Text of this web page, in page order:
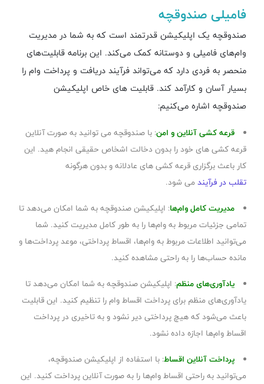
فامیلی صندوقچه
صندوقچه یک اپلیکیشن قدرتمند است که به شما در مدیریت
وام‌های فامیلی و دوستانه کمک می‌کند. این برنامه قابلیت‌های
منحصر به فردی دارد که می‌تواند فرآیند دریافت و پرداخت وام را
بسیار آسان و کارآمد کند. قابلیت های خاص اپلیکیشن
صندوقچه اشاره می‌کنیم:
قرعه کشی آنلاین و امن: با صندوقچه می توانید به صورت آنلاین
قرعه کشی های خود را بدون دخالت اشخاص حقیقی انجام هید. این
کار باعث برگزاری قرعه کشی های عادلانه و بدون هرگونه
تقلب در فرآیند می شود.
مدیریت کامل وام‌ها: اپلیکیشن صندوقچه به شما امکان می‌دهد تا
تمامی جزئیات مربوط به وام‌ها را به طور کامل مدیریت کنید. شما
می‌توانید اطلاعات مربوط به وام‌ها، اقساط پرداختی، موعد پرداخت‌ها و
مانده حساب‌ها را به راحتی مشاهده کنید.
یادآوری‌های منظم: اپلیکیشن صندوقچه به شما امکان می‌دهد تا
یادآوری‌های منظم برای پرداخت اقساط وام را تنظیم کنید. این قابلیت
باعث می‌شود که هیچ پرداختی دیر نشود و به تاخیری در پرداخت
اقساط وام‌ها اجازه داده نشود.
پرداخت آنلاین اقساط: با استفاده از اپلیکیشن صندوقچه،
می‌توانید به راحتی اقساط وام‌ها را به صورت آنلاین پرداخت کنید. این